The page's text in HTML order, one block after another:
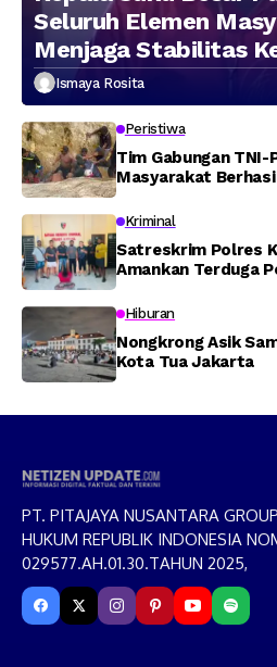
Seluruh Elemen
Menjaga Stabilitas
Ismaya Rosita
Peristiwa
Tim Gabungan
Masyarakat
Memti
Kriminal
Satreskrim Polres
Amankan Terduga
Hiburan
Nongkrong Asik
Kota Tua Jakarta
PT. PITAJAYA NUSANTARA
HUKUM REPUBLIK INDONESIA
029577.AH.01.30.TAHUN 2025,